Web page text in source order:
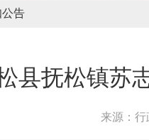
告
县抚松镇苏
来源：行